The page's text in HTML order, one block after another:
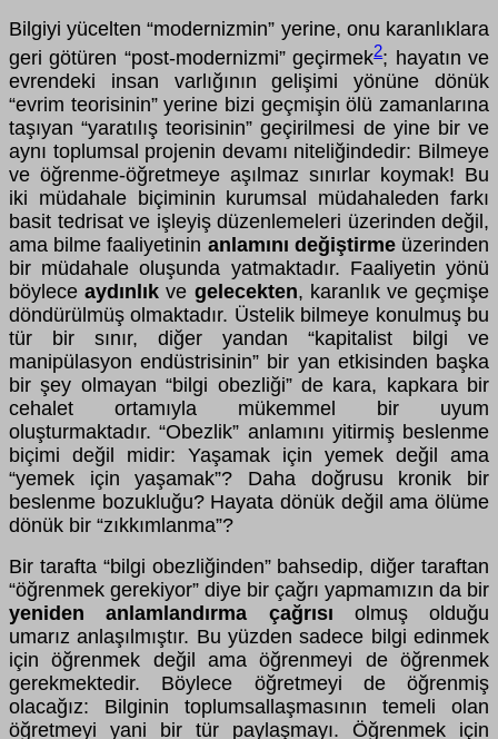
Bilgiyi yücelten “modernizmin” yerine, onu karanlıklara
geri götüren “post-modernizmi” geçirmek2; hayatın ve
evrendeki insan varlığının gelişimi yönüne dönük
“evrim teorisinin” yerine bizi geçmişin ölü zamanlarına
taşıyan “yaratılış teorisinin” geçirilmesi de yine bir ve
aynı toplumsal projenin devamı niteliğindedir: Bilmeye
ve öğrenme-öğretmeye aşılmaz sınırlar koymak! Bu
iki müdahale biçiminin kurumsal müdahaleden farkı
basit tedrisat ve işleyiş düzenlemeleri üzerinden değil,
ama bilme faaliyetinin anlamını değiştirmeüzerinden
bir müdahale oluşunda yatmaktadır. Faaliyetin yönü
böyleceaydınlıkve gelecekten, karanlık ve geçmişe
döndürülmüş olmaktadır. Üstelik bilmeye konulmuş bu
tür bir sınır, diğer yandan “kapitalist bilgi ve
manipülasyon endüstrisinin” bir yan etkisinden başka
bir şey olmayan “bilgi obezliği” de kara, kapkara bir
cehalet ortamıyla mükemmel bir uyum
oluşturmaktadır. “Obezlik” anlamını yitirmiş beslenme
biçimi değil midir: Yaşamak için yemek değil ama
“yemek için yaşamak”? Daha doğrusu kronik bir
beslenme bozukluğu? Hayata dönük değil ama ölüme
dönük bir “zıkkımlanma”?
Bir tarafta “bilgi obezliğinden” bahsedip, diğer taraftan
“öğrenmek gerekiyor” diye bir çağrı yapmamızın da bir
yeniden anlamlandırma çağrısı olmuş olduğu
umarız anlaşılmıştır. Bu yüzden sadece bilgi edinmek
için öğrenmek değil ama öğrenmeyi de öğrenmek
gerekmektedir. Böylece öğretmeyi de öğrenmiş
olacağız: Bilginin toplumsallaşmasının temeli olan
öğretmeyi yani bir tür paylaşmayı. Öğrenmek için